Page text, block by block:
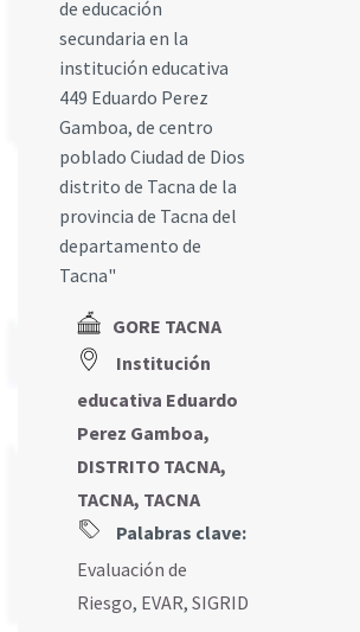
de educación
secundaria en la
institución educativa
449 Eduardo Perez
Gamboa, de centro
poblado Ciudad de Dios
distrito de Tacna de la
provincia de Tacna del
departamento de
Tacna"
GORE TACNA
Institución
educativa Eduardo
Perez Gamboa,
DISTRITO TACNA,
TACNA, TACNA
Palabras clave:
Evaluación de
Riesgo, EVAR, SIGRID